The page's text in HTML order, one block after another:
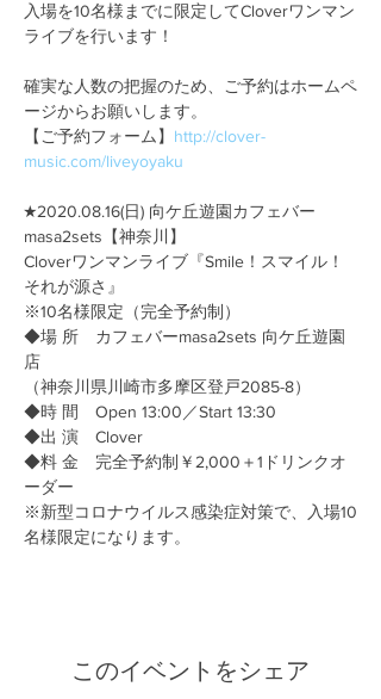
入場を10名様までに限定してCloverワンマン
ライブを行います！
確実な人数の把握のため、ご予約はホームペ
ージからお願いします。
【ご予約フォーム】 http://clover-
music.com/liveyoyaku
★2020.08.16(日) 向ケ丘遊園カフェバー
masa2sets【神奈川】
Cloverワンマンライブ『Smile！スマイル！
それが源さ』
※10名様限定（完全予約制）
◆場 所　カフェバーmasa2sets 向ケ丘遊園
店
（神奈川県川崎市多摩区​登戸2085-8）
◆時 間　Open 13:00／Start 13:30
◆出 演　Clover
◆料 金　完全予約制￥2,000＋1ドリンクオ
ーダー
※新型コロナウイルス感染症対策で、入場10
名様限定になります。
このイベントをシェア